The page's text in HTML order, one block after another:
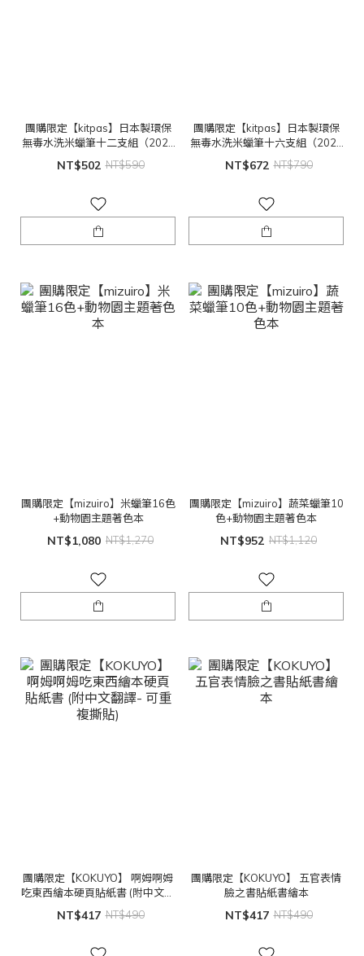
團購限定【kitpas】日本製環保
無毒水洗米蠟筆十二支組（2023
iF設計獎）
NT$502 NT$590
團購限定【kitpas】日本製環保
無毒水洗米蠟筆十六支組（2023
iF設計獎）
NT$672 NT$790
團購限定【mizuiro】米蠟筆16色
+動物園主題著色本
NT$1,080 NT$1,270
團購限定【mizuiro】蔬菜蠟筆10
色+動物園主題著色本
NT$952 NT$1,120
團購限定【KOKUYO】 啊姆啊姆
吃東西繪本硬頁貼紙書 (附中文翻
譯- 可重複撕貼)
NT$417 NT$490
團購限定【KOKUYO】 五官表情
臉之書貼紙書繪本
NT$417 NT$490